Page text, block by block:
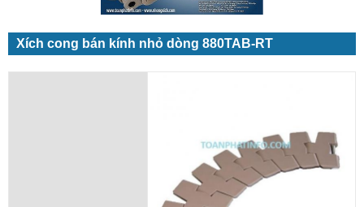
Xích cong bán kính nhỏ dòng 880TAB-RT